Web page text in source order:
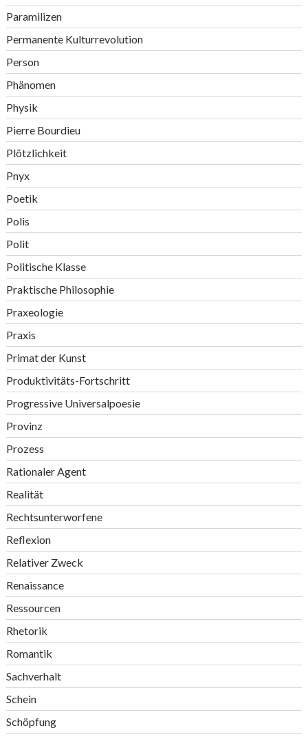
Paramilizen
Permanente Kulturrevolution
Person
Phänomen
Physik
Pierre Bourdieu
Plötzlichkeit
Pnyx
Poetik
Polis
Polit
Politische Klasse
Praktische Philosophie
Praxeologie
Praxis
Primat der Kunst
Produktivitäts-Fortschritt
Progressive Universalpoesie
Provinz
Prozess
Rationaler Agent
Realität
Rechtsunterworfene
Reflexion
Relativer Zweck
Renaissance
Ressourcen
Rhetorik
Romantik
Sachverhalt
Schein
Schöpfung